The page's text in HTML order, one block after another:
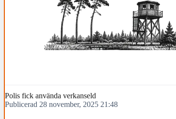
Polis fick använda verkanseld
Publicerad 28 november, 2025 21:48